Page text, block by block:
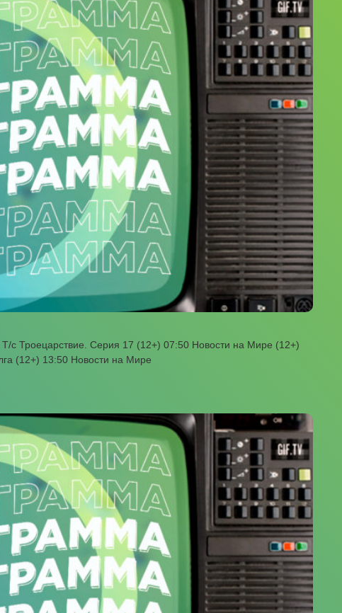
Троецарствие. Серия 17 (12+) 07:50 Новости на Мире (12+)
(12+) 13:50 Новости на Мире